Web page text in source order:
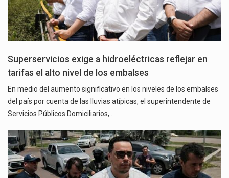
Superservicios exige a hidroeléctricas reflejar en
tarifas el alto nivel de los embalses
En medio del aumento significativo en los niveles de los embalses
del país por cuenta de las lluvias atípicas, el superintendente de
Servicios Públicos Domiciliarios,…